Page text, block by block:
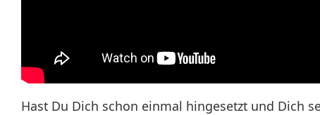
Hast Du Dich schon einmal hingesetzt und Dich